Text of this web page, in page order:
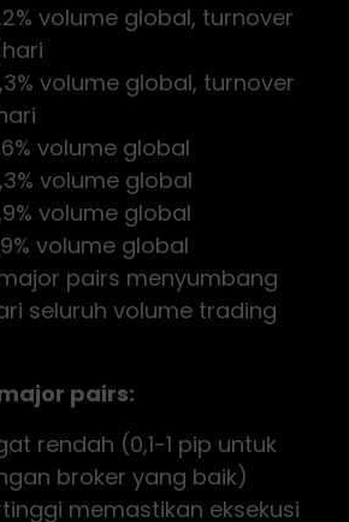
volume global, turnover
volume global, turnover
volume global
volume global
volume global
volume global
pairs menyumbang
seluruh volume trading
pairs:
rendah (0,1-1 pip untuk
broker yang baik)
memastikan eksekusi